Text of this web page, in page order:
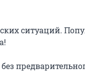
ситуаций.